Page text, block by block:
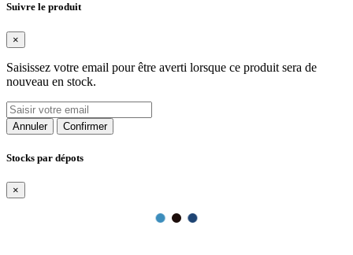
Suivre le produit
×
Saisissez votre email pour être averti lorsque ce produit sera de
nouveau en stock.
Annuler Confirmer
Stocks par dépots
×